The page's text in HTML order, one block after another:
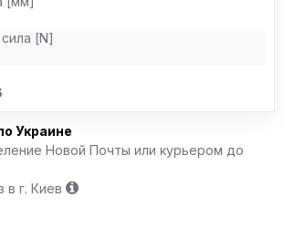
[N]
Украине
Новой Почты или курьером до
в г. Киев